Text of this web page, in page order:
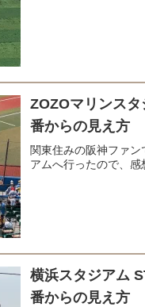
ZOZOマリンス
番からの見え方
関東住みの阪神ファ
アムへ行ったので、感
横浜スタジアム
番からの見え方